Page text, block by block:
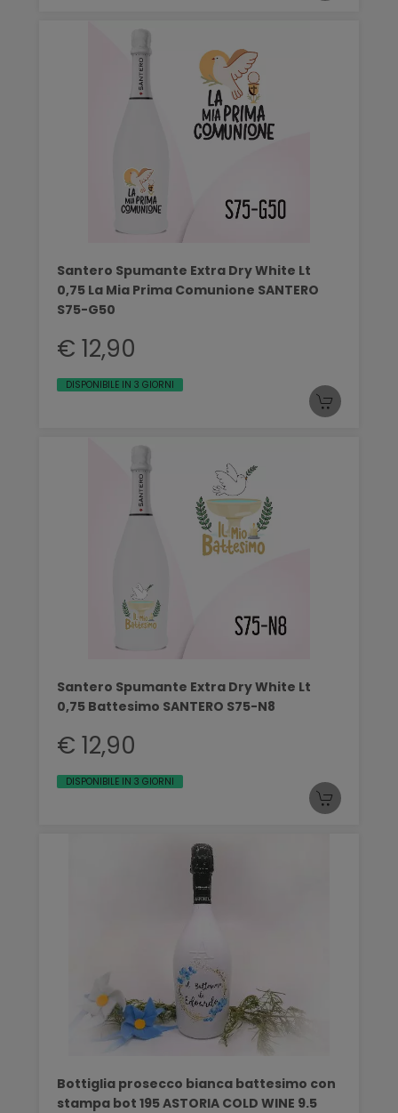
Santero Spumante Extra Dry White Lt
0,75 La Mia Prima Comunione SANTERO
S75-G50
€ 12,90
DISPONIBILE IN 3 GIORNI
Santero Spumante Extra Dry White Lt
0,75 Battesimo SANTERO S75-N8
€ 12,90
DISPONIBILE IN 3 GIORNI
Bottiglia prosecco bianca battesimo con
stampa bot 195 ASTORIA COLD WINE 9.5